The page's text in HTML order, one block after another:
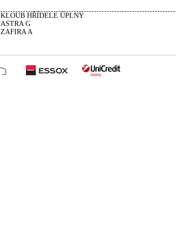
KLOUB HŘÍDELE ÚPLNÝ
ASTRA G
ZAFIRA A